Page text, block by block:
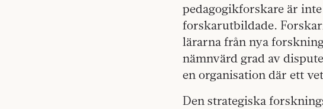
pedagogikforskare är
forskarutbildade.
lärarna från nya
nämnvärd grad av
en organisation där ett
Den strategiska